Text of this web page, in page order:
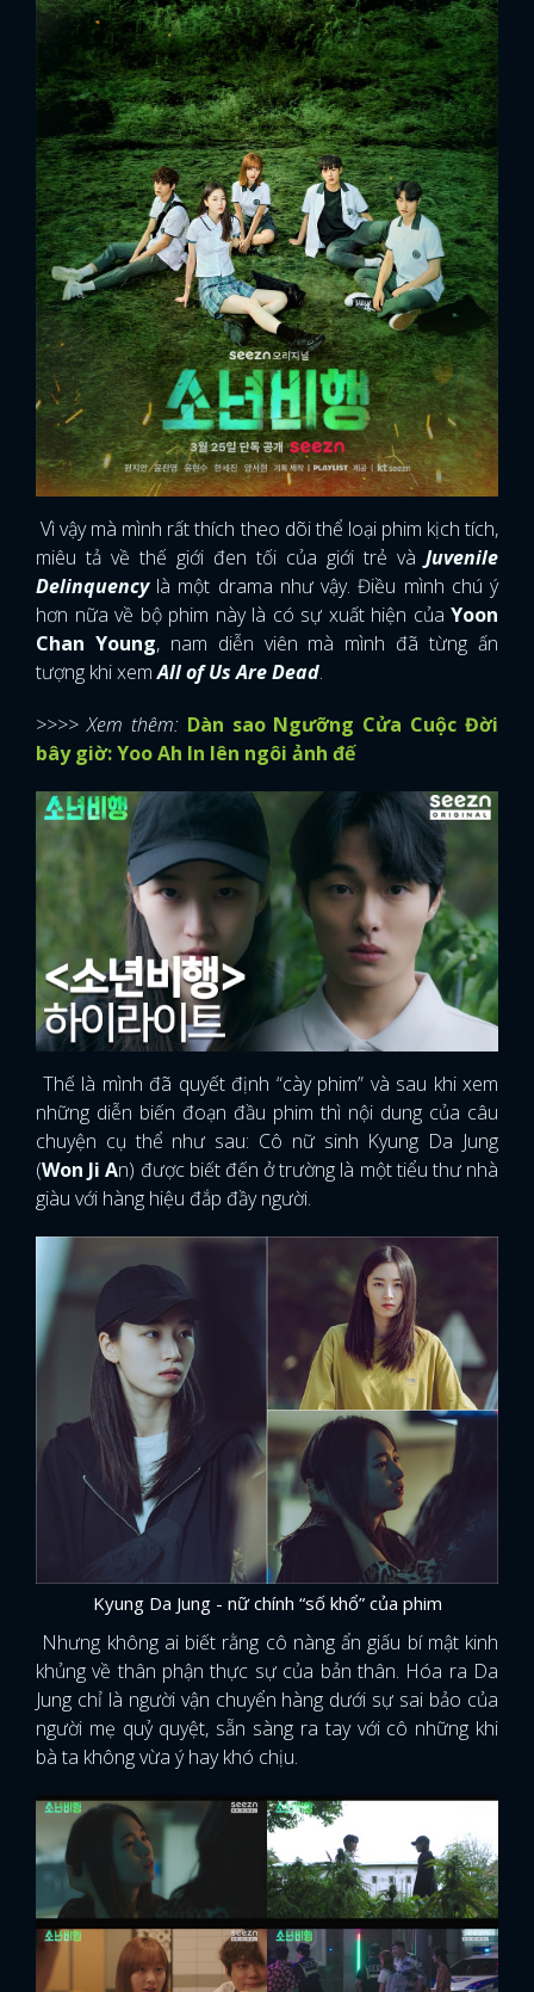
Vì vậy mà mình rất thích theo dõi thể loại phim kịch tích,
miêu tả về thế giới đen tối của giới trẻ và Juvenile
Delinquency là một drama như vậy. Điều mình chú ý
hơn nữa về bộ phim này là có sự xuất hiện của Yoon
Chan Young, nam diễn viên mà mình đã từng ấn
tượng khi xemAll of Us Are Dead.
>>>> Xem thêm: Dàn sao Ngưỡng Cửa Cuộc Đời
bây giờ: Yoo Ah In lên ngôi ảnh đế
Thế là mình đã quyết định “cày phim” và sau khi xem
những diễn biến đoạn đầu phim thì nội dung của câu
chuyện cụ thể như sau: Cô nữ sinh Kyung Da Jung
(Won Ji An) được biết đến ở trường là một tiểu thư nhà
giàu với hàng hiệu đắp đầy người.
Kyung Da Jung - nữ chính “số khổ” của phim
Nhưng không ai biết rằng cô nàng ẩn giấu bí mật kinh
khủng về thân phận thực sự của bản thân. Hóa ra Da
Jung chỉ là người vận chuyển hàng dưới sự sai bảo của
người mẹ quỷ quyệt, sẵn sàng ra tay với cô những khi
bà ta không vừa ý hay khó chịu.